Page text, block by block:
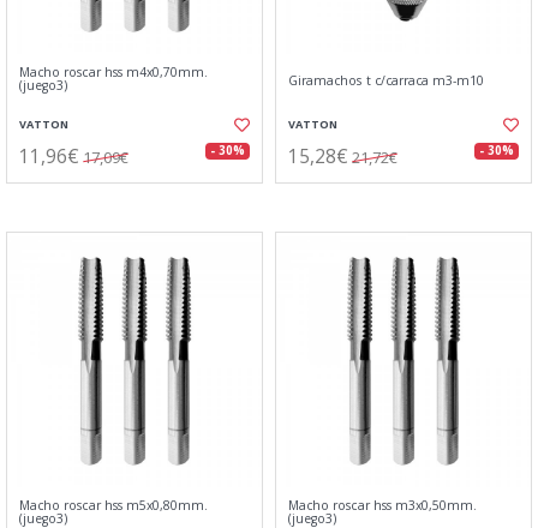
Macho roscar hss m4x0,70mm.
(juego3)
VATTON
11,96€ 17,09€ - 30%
Giramachos t c/carraca m3-m10
VATTON
15,28€ 21,72€ - 30%
Macho roscar hss m5x0,80mm.
(juego3)
Macho roscar hss m3x0,50mm.
(juego3)